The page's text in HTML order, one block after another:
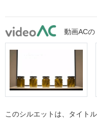
動画AC
このシルエットは、タイト